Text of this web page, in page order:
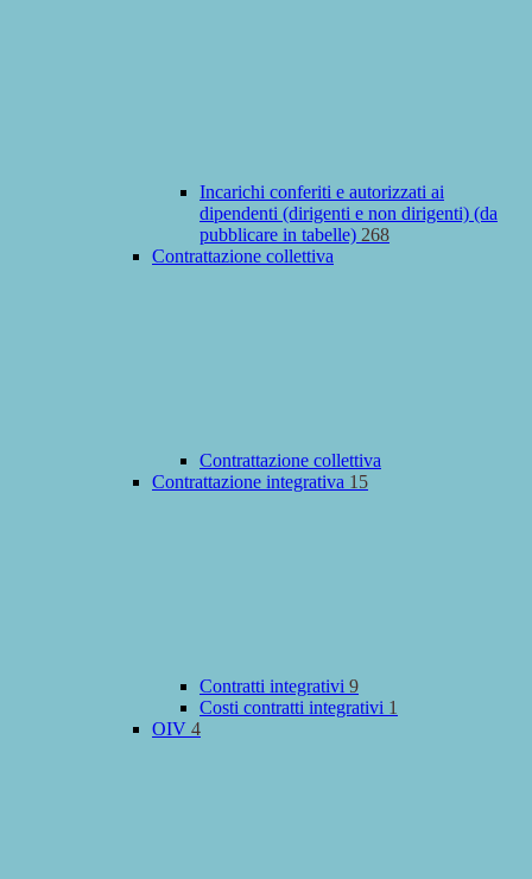
Incarichi conferiti e autorizzati ai
dipendenti (dirigenti e non dirigenti) (da
pubblicare in tabelle) 268
Contrattazione collettiva
Contrattazione collettiva
Contrattazione integrativa 15
Contratti integrativi 9
Costi contratti integrativi 1
OIV 4